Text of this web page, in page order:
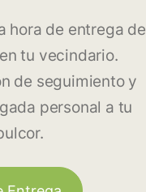
hora de entrega de
tu vecindario.
de seguimiento y
personal a tu